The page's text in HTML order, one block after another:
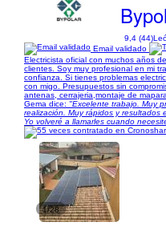
9,4 (44)
Email validado
Electricista oficial con muchos años
clientes. Soy muy profesional en mi
confianza. Si tienes problemas
con migo. Presupuestos sin
antenas, cerrajeria,montaje de
Gema dice: "Excelente trabajo. Muy
realización. Muy rápidos y resultados
Yo volveré a llamarles cuando
1/28